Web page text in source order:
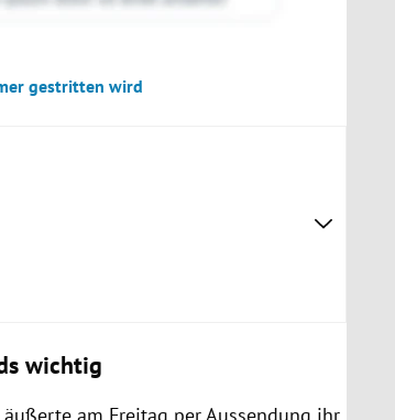
gestritten wird
wichtig
am Freitag per Aussendung ihr